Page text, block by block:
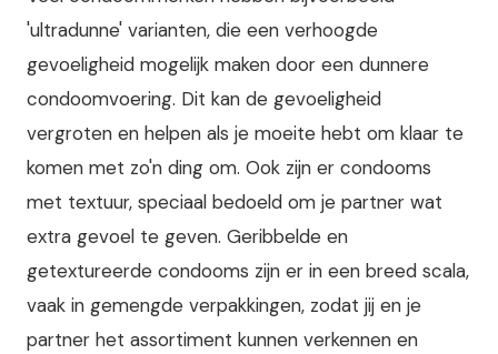
'ultradunne' varianten, die een verhoogde
gevoeligheid mogelijk maken door een dunnere
condoomvoering. Dit kan de gevoeligheid
vergroten en helpen als je moeite hebt om klaar te
komen met zo'n ding om. Ook zijn er condooms
met textuur, speciaal bedoeld om je partner wat
extra gevoel te geven. Geribbelde en
getextureerde condooms zijn er in een breed scala,
vaak in gemengde verpakkingen, zodat jij en je
partner het assortiment kunnen verkennen en